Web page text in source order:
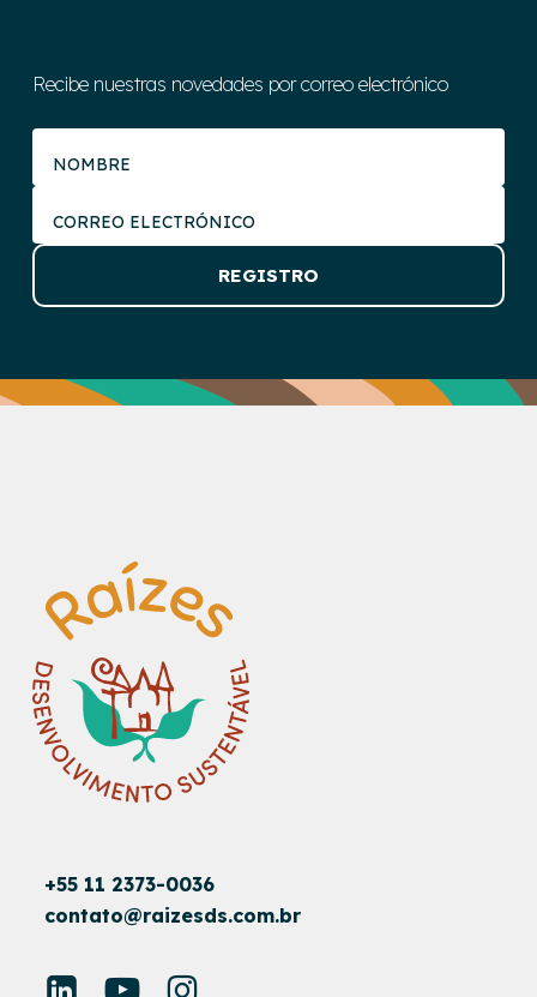
Recibe nuestras novedades por correo electrónico
+55 11 2373-0036
contato@raizesds.com.br